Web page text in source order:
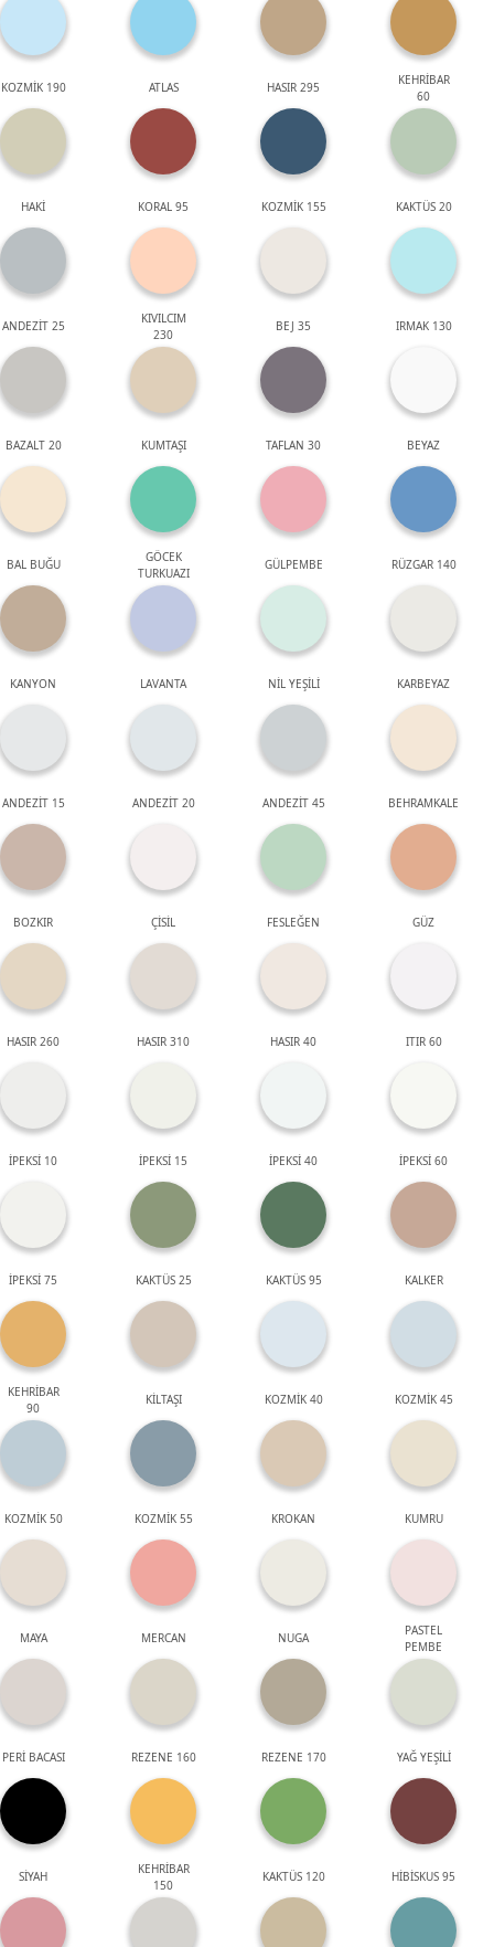
KOZMİK 190 ATLAS HASIR 295
KEHRİBAR
60
HAKİ KORAL 95 KOZMİK 155 KAKTÜS 20
ANDEZİT 25
KIVILCIM
230
BEJ 35 IRMAK 130
BAZALT 20 KUMTAŞI TAFLAN 30 BEYAZ
BAL BUĞU
GÖCEK
TURKUAZI
GÜLPEMBE RÜZGAR 140
KANYON LAVANTA NİL YEŞİLİ KARBEYAZ
ANDEZİT 15 ANDEZİT 20 ANDEZİT 45 BEHRAMKALE
BOZKIR ÇİSİL FESLEĞEN GÜZ
HASIR 260 HASIR 310 HASIR 40 ITIR 60
İPEKSİ 10 İPEKSİ 15 İPEKSİ 40 İPEKSİ 60
İPEKSİ 75 KAKTÜS 25 KAKTÜS 95 KALKER
KEHRİBAR
90
KİLTAŞI KOZMİK 40 KOZMİK 45
KOZMİK 50 KOZMİK 55 KROKAN KUMRU
MAYA MERCAN NUGA
PASTEL
PEMBE
PERİ BACASI REZENE 160 REZENE 170 YAĞ YEŞİLİ
SİYAH
KEHRİBAR
150
KAKTÜS 120 HİBİSKUS 95